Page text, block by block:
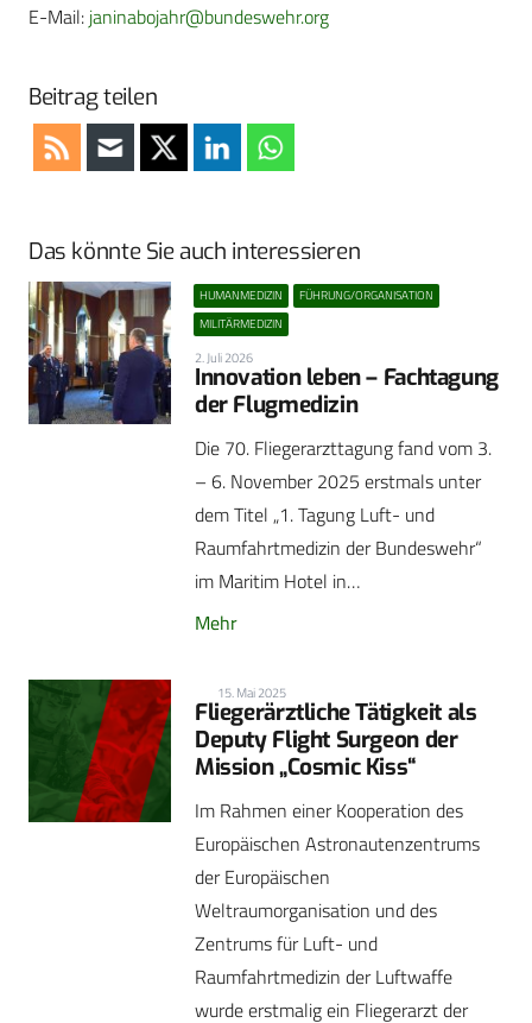
E-Mail: janinabojahr@bundeswehr.org
Beitrag teilen
Das könnte Sie auch interessieren
HUMANMEDIZIN
FÜHRUNG/ORGANISATION
MILITÄRMEDIZIN
2. Juli 2026
Innovation leben – Fachtagung
der Flugmedizin
Die 70. Fliegerarzttagung fand vom 3.
– 6. November 2025 erstmals unter
dem Titel „1. Tagung Luft- und
Raumfahrtmedizin der Bundeswehr“
im Maritim Hotel in…
Mehr
15. Mai 2025
Fliegerärztliche Tätigkeit als
Deputy Flight Surgeon der
Mission „Cosmic Kiss“
Im Rahmen einer Kooperation des
Europäischen Astronautenzentrums
der Europäischen
Weltraumorganisation und des
Zentrums für Luft- und
Raumfahrtmedizin der Luftwaffe
wurde erstmalig ein Fliegerarzt der